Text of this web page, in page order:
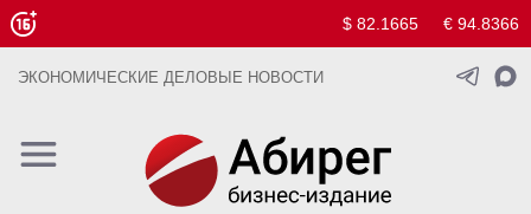
$ 82.1665 € 94.8366
ЭКОНОМИЧЕСКИЕ ДЕЛОВЫЕ НОВОСТИ